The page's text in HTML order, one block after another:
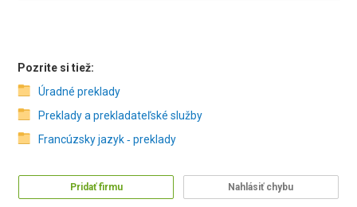
Pozrite si tiež:
Úradné preklady
Preklady a prekladateľské služby
Francúzsky jazyk ‑ preklady
Pridať firmu Nahlásiť chybu